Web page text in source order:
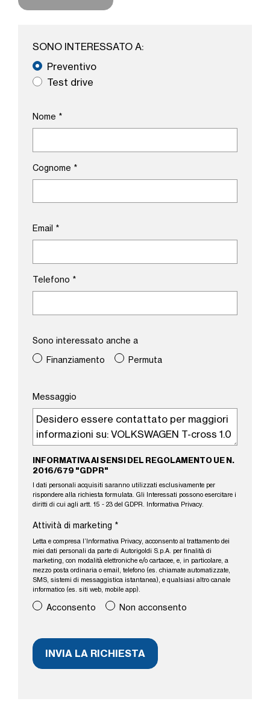
SONO INTERESSATO A:
Preventivo
Test drive
Nome *
Cognome *
Email *
Telefono *
Sono interessato anche a
Finanziamento
Permuta
Messaggio
INFORMATIVA AI SENSI DEL REGOLAMENTO UE N.
2016/679 "GDPR"
I dati personali acquisiti saranno utilizzati esclusivamente per
rispondere alla richiesta formulata. Gli Interessati possono esercitare i
diritti di cui agli artt. 15 - 23 del GDPR. Informativa Privacy.
Attività di marketing *
Letta e compresa l’Informativa Privacy, acconsento al trattamento dei
miei dati personali da parte di Autorigoldi S.p.A. per finalità di
marketing, con modalità elettroniche e/o cartacee, e, in particolare, a
mezzo posta ordinaria o email, telefono (es. chiamate automatizzate,
SMS, sistemi di messaggistica istantanea), e qualsiasi altro canale
informatico (es. siti web, mobile app).
Acconsento Non acconsento